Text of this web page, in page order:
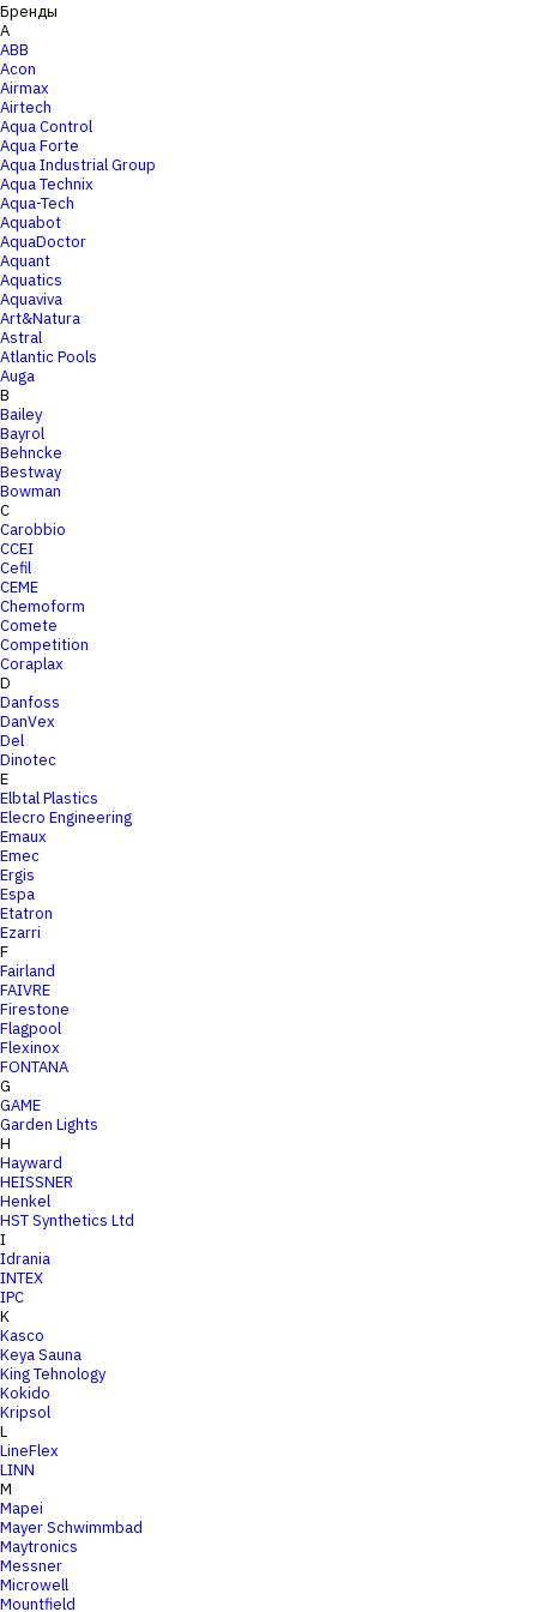
Бренды
A
ABB
Acon
Airmax
Airtech
Aqua Control
Aqua Forte
Aqua Industrial Group
Aqua Technix
Aqua-Tech
Aquabot
AquaDoctor
Aquant
Aquatics
Aquaviva
Art&Natura
Astral
Atlantic Pools
Auga
B
Bailey
Bayrol
Behncke
Bestway
Bowman
C
Carobbio
CCEI
Cefil
CEME
Chemoform
Comete
Competition
Coraplax
D
Danfoss
DanVex
Del
Dinotec
E
Elbtal Plastics
Elecro Engineering
Emaux
Emec
Ergis
Espa
Etatron
Ezarri
F
Fairland
FAIVRE
Firestone
Flagpool
Flexinox
FONTANA
G
GAME
Garden Lights
H
Hayward
HEISSNER
Henkel
HST Synthetics Ltd
I
Idrania
INTEX
IPC
K
Kasco
Keya Sauna
King Tehnology
Kokido
Kripsol
L
LineFlex
LINN
M
Mapei
Mayer Schwimmbad
Maytronics
Messner
Microwell
Mountfield